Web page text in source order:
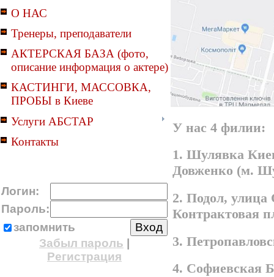
О НАС
Тренеры, преподаватели
АКТЕРСКАЯ БАЗА (фото,
описание информация о актере)
КАСТИНГИ, МАССОВКА,
ПРОБЫ в Киеве
Услуги АБСТАР
Контакты
Логин:
Пароль:
запомнить
Забыл пароль
Регистрация
У нас 4 филии:
1. Шулявка
Довженко (м.
2. Подол,
Контрактовая
3.
4. Софиевская